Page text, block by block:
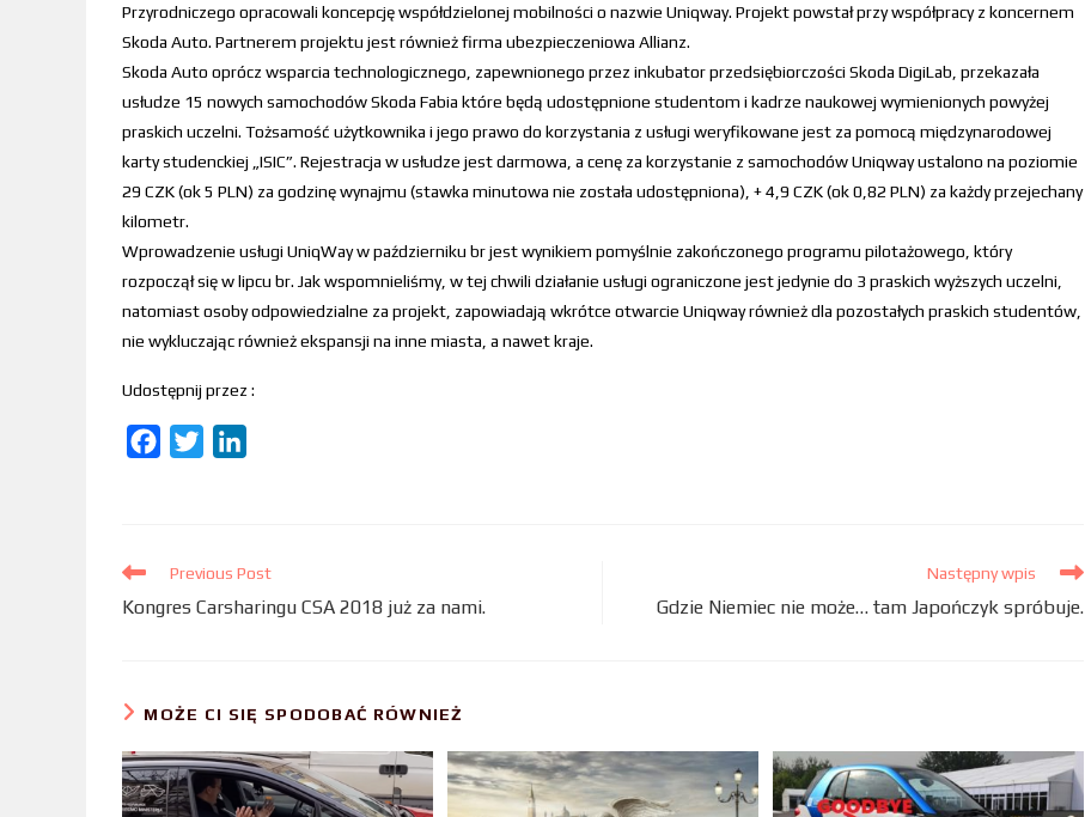
Przyrodniczego opracowali koncepcję współdzielonej mobilności o nazwie Uniqway. Projekt powstał przy współpracy z koncernem
Skoda Auto. Partnerem projektu jest również firma ubezpieczeniowa Allianz.
Skoda Auto oprócz wsparcia technologicznego, zapewnionego przez inkubator przedsiębiorczości Skoda DigiLab, przekazała
usłudze 15 nowych samochodów Skoda Fabia które będą udostępnione studentom i kadrze naukowej wymienionych powyżej
praskich uczelni. Tożsamość użytkownika i jego prawo do korzystania z usługi weryfikowane jest za pomocą międzynarodowej
karty studenckiej „ISIC”. Rejestracja w usłudze jest darmowa, a cenę za korzystanie z samochodów Uniqway ustalono na poziomie
29 CZK (ok 5 PLN) za godzinę wynajmu (stawka minutowa nie została udostępniona), + 4,9 CZK (ok 0,82 PLN) za każdy przejechany
kilometr.
Wprowadzenie usługi UniqWay w październiku br jest wynikiem pomyślnie zakończonego programu pilotażowego, który
rozpoczął się w lipcu br. Jak wspomnieliśmy, w tej chwili działanie usługi ograniczone jest jedynie do 3 praskich wyższych uczelni,
natomiast osoby odpowiedzialne za projekt, zapowiadają wkrótce otwarcie Uniqway również dla pozostałych praskich studentów,
nie wykluczając również ekspansji na inne miasta, a nawet kraje.
Udostępnij przez :
b
o
t
e
e
d
Previous Post
Kongres Carsharingu CSA 2018 już za nami.
Następny wpis
Gdzie Niemiec nie może… tam Japończyk spróbuje.
MOŻE CI SIĘ SPODOBAĆ RÓWNIEŻ